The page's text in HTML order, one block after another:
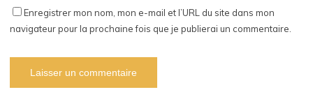
Enregistrer mon nom, mon e-mail et l’URL du site dans mon
navigateur pour la prochaine fois que je publierai un commentaire.